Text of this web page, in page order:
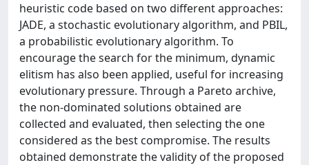
heuristic code based on two different approaches:
JADE, a stochastic evolutionary algorithm, and PBIL,
a probabilistic evolutionary algorithm. To
encourage the search for the minimum, dynamic
elitism has also been applied, useful for increasing
evolutionary pressure. Through a Pareto archive,
the non-dominated solutions obtained are
collected and evaluated, then selecting the one
considered as the best compromise. The results
obtained demonstrate the validity of the proposed